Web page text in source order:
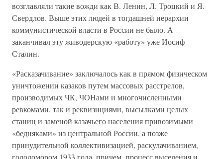
возглавляли такие вожди как В. Ленин, Л. Троцкий и Я.
Свердлов. Выше этих людей в тогдашней иерархии
коммунистической власти в России не было. А
заканчивал эту живодерскую «работу» уже Иосиф
Сталин.
«Расказачивание» заключалось как в прямом физическом
уничтожении казаков путем массовых расстрелов,
производимых ЧК, ЧОНами и многочисленными
ревкомами, так и реквизициями, высылками целых
станиц и заменой казачьего населения привозимыми
«бедняками» из центральной России, а позже
принудительной коллективизацией, раскулачиванием,
голодомором 1933 года, причем, процесс выселения и